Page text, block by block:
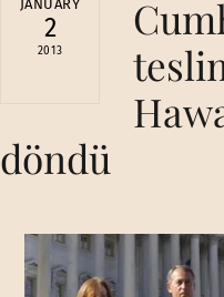
JANUARY
2
2013
döndü